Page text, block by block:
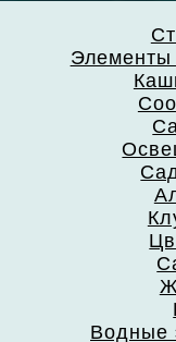
Элементы
Водные